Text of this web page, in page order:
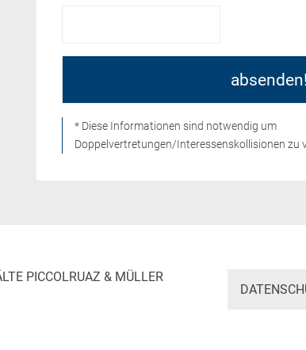
* Diese Informationen sind notwendig um
Doppelvertretungen/Interessenskollisionen zu
PICCOLRUAZ & MÜLLER